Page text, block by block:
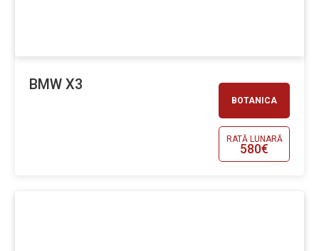
BOTANICA
RATĂ LUNARĂ
580€
BMW X3